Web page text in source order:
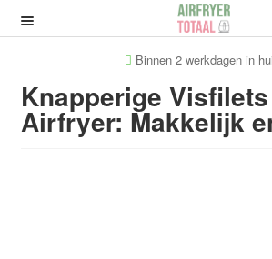
door
naar
Submenu
uitvouwen
Accessoires
Binnen 2 werkdagen in
Knapperige
Airfryer: Makkelijk